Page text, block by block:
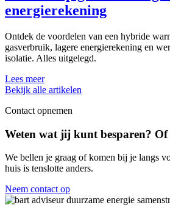
energierekening
Ontdek de voordelen van een hybride
gasverbruik, lagere energierekening en
isolatie. Alles uitgelegd.
Lees meer
Bekijk alle artikelen
Contact opnemen
Weten wat jij kunt besparen? Of
We bellen je graag of komen bij je langs
huis is tenslotte anders.
Neem contact op